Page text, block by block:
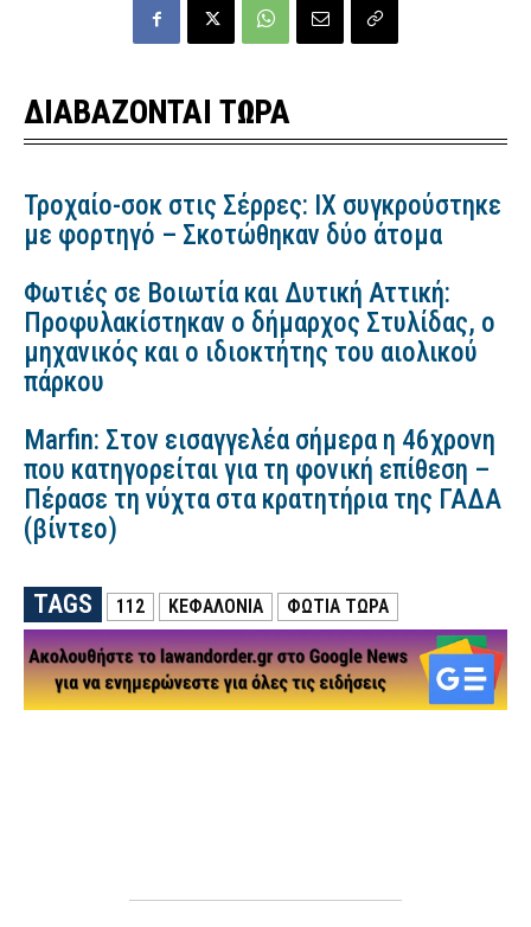
ΔΙΑΒΑΖΟΝΤΑΙ ΤΩΡΑ
Τροχαίο-σοκ στις Σέρρες: ΙΧ συγκρούστηκε
με φορτηγό – Σκοτώθηκαν δύο άτομα
Φωτιές σε Βοιωτία και Δυτική Αττική:
Προφυλακίστηκαν ο δήμαρχος Στυλίδας, ο
μηχανικός και ο ιδιοκτήτης του αιολικού
πάρκου
Marfin: Στον εισαγγελέα σήμερα η 46χρονη
που κατηγορείται για τη φονική επίθεση –
Πέρασε τη νύχτα στα κρατητήρια της ΓΑΔΑ
(βίντεο)
TAGS 112 ΚΕΦΑΛΟΝΙΑ ΦΩΤΙΑ ΤΩΡΑ